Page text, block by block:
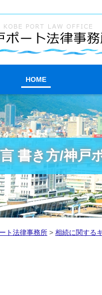
HOME
書き方/神戸
ト法律事務所 > 相続に関する